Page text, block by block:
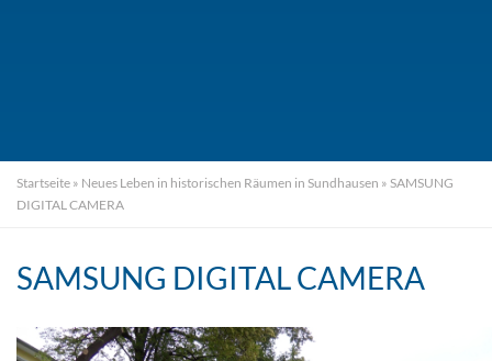
Startseite » Neues Leben in historischen Räumen in Sundhausen » SAMSUNG
DIGITAL CAMERA
SAMSUNG DIGITAL CAMERA